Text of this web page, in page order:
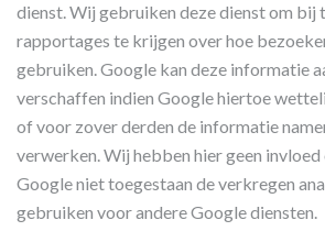
dienst. Wij gebruiken deze dienst om bij
rapportages te krijgen over hoe
gebruiken. Google kan deze informatie
verschaffen indien Google hiertoe
of voor zover derden de informatie
verwerken. Wij hebben hier geen
Google niet toegestaan de verkregen
gebruiken voor andere Google diensten.